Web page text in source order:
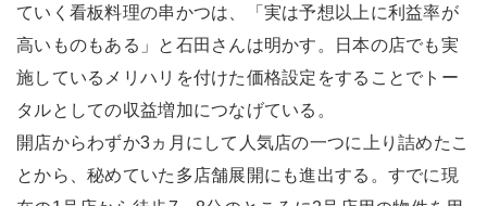
ていく看板料理の串かつは、「実は予想以上に利益率が
高いものもある」と石田さんは明かす。日本の店でも実
施しているメリハリを付けた価格設定をすることでトー
タルとしての収益増加につなげている。
開店からわずか3ヵ月にして人気店の一つに上り詰めたこ
とから、秘めていた多店舗展開にも進出する。すでに現